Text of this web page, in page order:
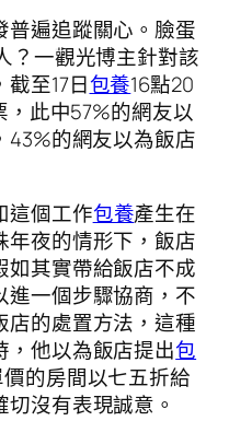
普遍追蹤關心。臉蛋
？一觀光博主針對該
至17日包養16點20
，此中57%的網友以
的網友以為飯店
這個工作包養產生在
夜的情形下，飯店
如其實帶給飯店不成
進一個步驟協商，不
店的處置方法，這種
，他以為飯店提出包
價的房間以七五折給
沒有表現誠意。